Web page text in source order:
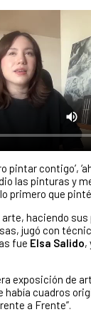
pintar contigo’,
las pinturas y
primero que
haciendo
jugó con
fue Elsa Salido,
exposición de
había cuadros
a Frente”.